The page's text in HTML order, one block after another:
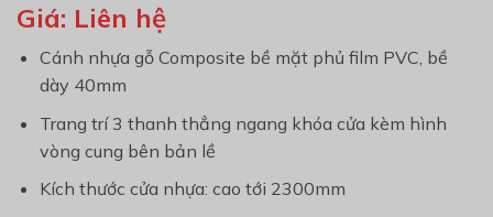
Giá: Liên hệ
Cánh nhựa gỗ Composite bề mặt phủ film PVC, bề
dày 40mm
Trang trí 3 thanh thẳng ngang khóa cửa kèm hình
vòng cung bên bản lề
Kích thước cửa nhựa: cao tới 2300mm